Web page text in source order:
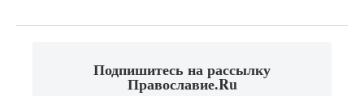
Подпишитесь на рассылку
Православие.Ru